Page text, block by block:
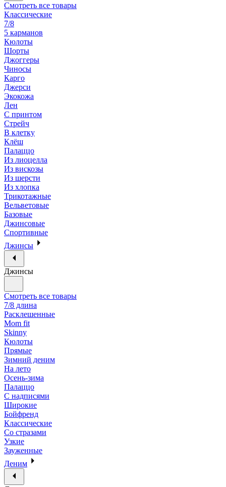
Смотреть все товары
Классические
7/8
5 карманов
Кюлоты
Шорты
Джоггеры
Чиносы
Карго
Джерси
Экокожа
Лен
С принтом
Стрейч
В клетку
Клёш
Палаццо
Из лиоцелла
Из вискозы
Из шерсти
Из хлопка
Трикотажные
Вельветовые
Базовые
Джинсовые
Спортивные
Джинсы
Джинсы
Смотреть все товары
7/8 длина
Расклешенные
Mom fit
Skinny
Кюлоты
Прямые
Зимний деним
На лето
Осень-зима
Палаццо
С надписями
Широкие
Бойфренд
Классические
Со стразами
Узкие
Зауженные
Деним